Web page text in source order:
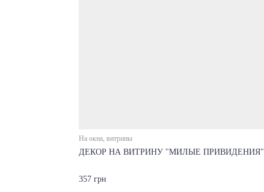
На окна, витрины
ДЕКОР НА ВИТРИНУ "МИЛЫЕ ПРИВИДЕНИЯ"
357 грн